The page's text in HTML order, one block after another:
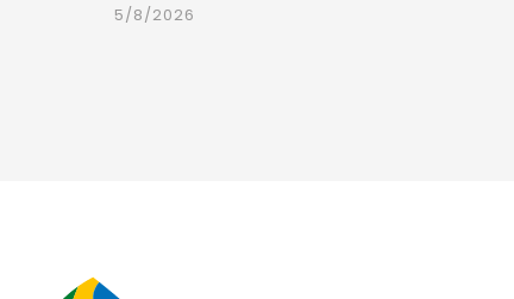
5/8/2026